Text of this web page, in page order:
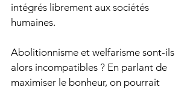
intégrés librement aux sociétés
humaines.
Abolitionnisme et welfarisme sont-ils
alors incompatibles ? En parlant de
maximiser le bonheur, on pourrait